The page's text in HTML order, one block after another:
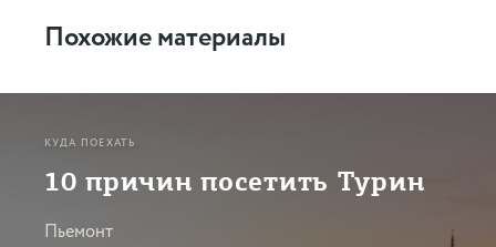
Похожие материалы
КУДА ПОЕХАТЬ
10 причин посетить Турин
Пьемонт